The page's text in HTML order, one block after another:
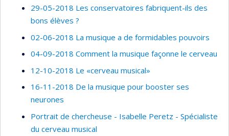
29-05-2018 Les conservatoires fabriquent-ils des
bons élèves ?
02-06-2018 La musique a de formidables pouvoirs
04-09-2018 Comment la musique façonne le cerveau
12-10-2018 Le «cerveau musical»
16-11-2018 De la musique pour booster ses
neurones
Portrait de chercheuse - Isabelle Peretz - Spécialiste
du cerveau musical